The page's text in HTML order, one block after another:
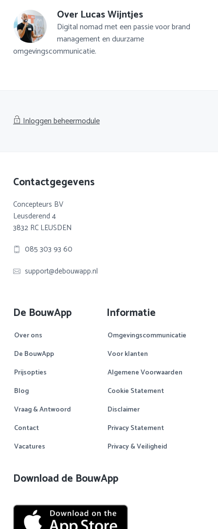
Over Lucas Wijntjes
Digital nomad met een passie voor brand
management en duurzame
omgevingscommunicatie.
Inloggen beheermodule
Footer
Contactgegevens
Concepteurs BV
Leusderend 4
3832 RC LEUSDEN
085 303 93 60
support@debouwapp.nl
De BouwApp
Over ons
De BouwApp
Prijsopties
Blog
Vraag & Antwoord
Contact
Vacatures
Informatie
Omgevingscommunicatie
Voor klanten
Algemene Voorwaarden
Cookie Statement
Disclaimer
Privacy Statement
Privacy & Veiligheid
Download de BouwApp